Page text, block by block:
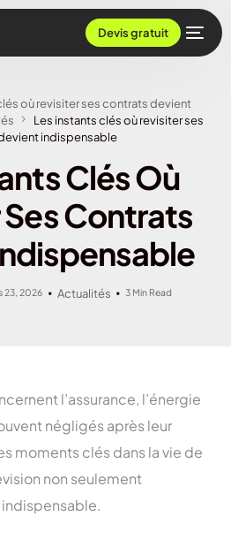
Devis gratuit
où revisiter ses contrats devient
Les instants clés où revisiter ses
indispensable
Clés Où
Contrats
23, 2026 Actualités 3 Min Read
l’assurance, l’énergie
négligés après leur
moments clés dans la vie de
non seulement